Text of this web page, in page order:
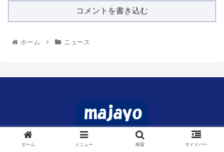
コメントを書き込む
ホーム ニュース
© 2024 マジャヨ.
ホーム メニュー 検索 サイドバー